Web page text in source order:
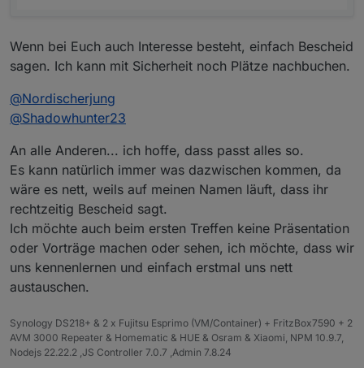
Wenn bei Euch auch Interesse besteht, einfach Bescheid
sagen. Ich kann mit Sicherheit noch Plätze nachbuchen.
@Nordischerjung
@Shadowhunter23
An alle Anderen... ich hoffe, dass passt alles so.
Es kann natürlich immer was dazwischen kommen, da
wäre es nett, weils auf meinen Namen läuft, dass ihr
rechtzeitig Bescheid sagt.
Ich möchte auch beim ersten Treffen keine Präsentation
oder Vorträge machen oder sehen, ich möchte, dass wir
uns kennenlernen und einfach erstmal uns nett
austauschen.
Synology DS218+ & 2 x Fujitsu Esprimo (VM/Container) + FritzBox7590 + 2
AVM 3000 Repeater & Homematic & HUE & Osram & Xiaomi, NPM 10.9.7,
Nodejs 22.22.2 ,JS Controller 7.0.7 ,Admin 7.8.24